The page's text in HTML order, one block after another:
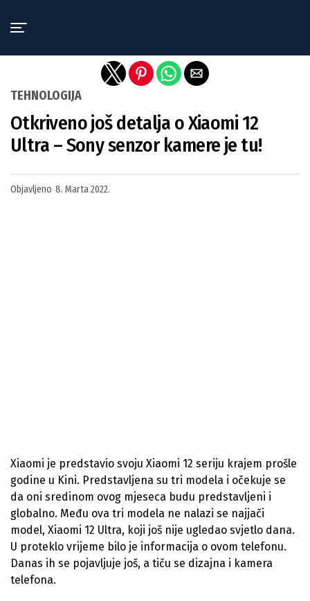
TEHNOLOGIJA
Otkriveno još detalja o Xiaomi 12
Ultra – Sony senzor kamere je tu!
Objavljeno 8. Marta 2022.
Xiaomi je predstavio svoju Xiaomi 12 seriju krajem prošle
godine u Kini. Predstavljena su tri modela i očekuje se
da oni sredinom ovog mjeseca budu predstavljeni i
globalno. Među ova tri modela ne nalazi se najjači
model, Xiaomi 12 Ultra, koji još nije ugledao svjetlo dana.
U proteklo vrijeme bilo je informacija o ovom telefonu.
Danas ih se pojavljuje još, a tiču se dizajna i kamera
telefona.